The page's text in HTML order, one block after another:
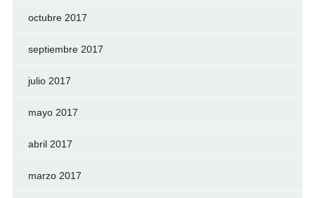
octubre 2017
septiembre 2017
julio 2017
mayo 2017
abril 2017
marzo 2017